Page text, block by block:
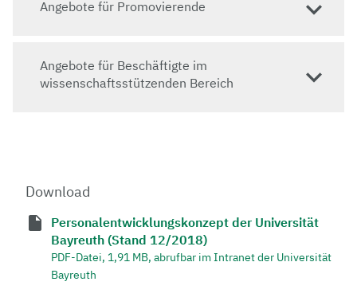
Angebote für Promovierende
Angebote für Beschäftigte im
wissenschaftsstützenden Bereich
Download
Personalentwicklungskonzept der Universität
Bayreuth (Stand 12/2018)
PDF-Datei, 1,91 MB, abrufbar im Intranet der Universität
Bayreuth